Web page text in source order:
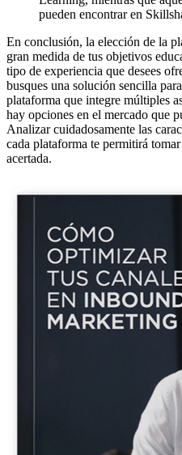
pueden encontrar en
En conclusión, la elección de la
gran medida de tus objetivos
tipo de experiencia que desees
busques una solución sencilla
plataforma que integre múltiples
hay opciones en el mercado que
Analizar cuidadosamente las
cada plataforma te permitirá
acertada.